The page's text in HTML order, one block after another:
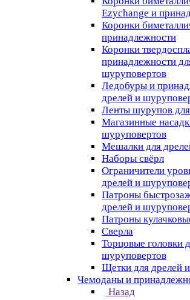
Ezychange и
Коронки
принадлежности
Коронки
принадлежности
шуруповертов
Ледобуры и
дрелей и
Ленты шурупов
Магазинные
шуруповертов
Мешалки для
Наборы свёрл
Ограничители
дрелей и
Патроны
дрелей и
Патроны
Сверла
Торцовые головки
шуруповертов
Щетки для дрелей
Чемоданы и
Назад